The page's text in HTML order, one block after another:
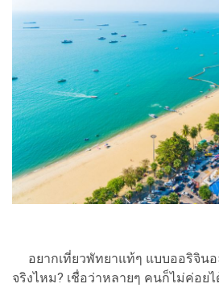
อยากเที่ยวพัทยาแท้ๆ แบบออริจินอ
จริงไหม? เชื่อว่าหลายๆ คนก็ไม่ค่อย